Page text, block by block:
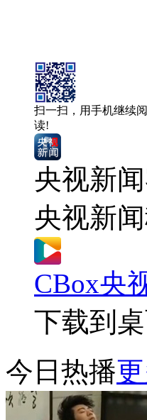
扫一扫，用手机继续阅
读!
央视新
央视新
CBox央
下载到
今日热播